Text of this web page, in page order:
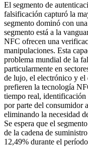
El segmento de
falsificación capturó la
segmento dominó con
segmento está a la
NFC ofrecen una
manipulaciones. Esta
problema mundial de la
particularmente en
de lujo, el electrónico y el
prefieren la tecnología
tiempo real,
por parte del consumidor
eliminando la necesidad
Se espera que el
de la cadena de
12,49% durante el